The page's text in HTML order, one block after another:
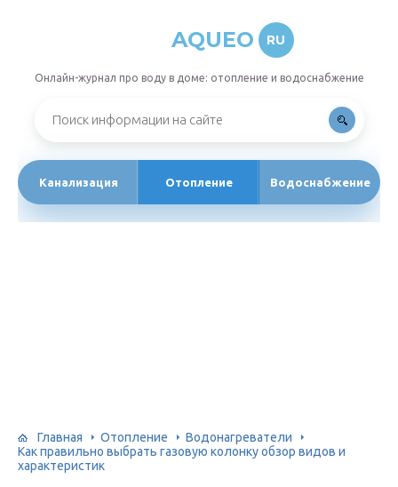
AQUEO RU
Онлайн-журнал про воду в доме: отопление и водоснабжение
Канализация Отопление Водоснабжение
Главная Отопление
Водонагреватели
Как правильно выбрать газовую колонку обзор видов и
характеристик